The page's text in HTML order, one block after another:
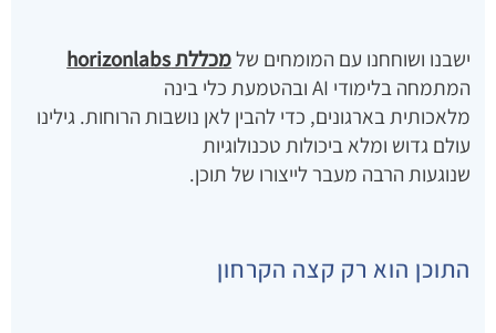
ישבנו ושוחחנו עם המומחים שלמכללת horizonlabs
המתמחה בלימודי AI ובהטמעת כלי בינה
מלאכותית בארגונים, כדי להבין לאן נושבות הרוחות. גילינו
עולם גדוש ומלא ביכולות טכנולוגיות
שנוגעות הרבה מעבר לייצורו של תוכן.
התוכן הוא רק קצה הקרחון